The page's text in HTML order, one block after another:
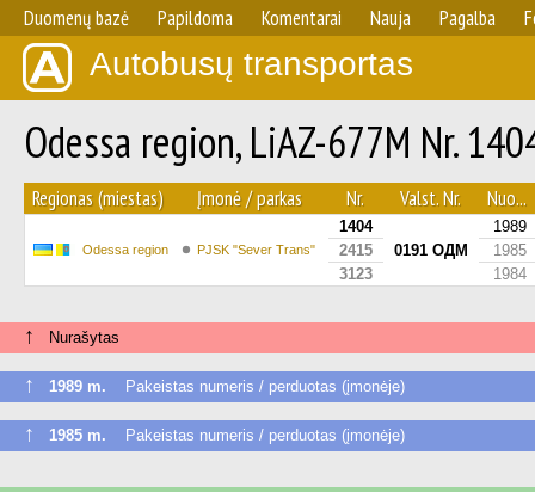
Duomenų bazė Papildoma Komentarai Nauja Pagalba
Autobusų transportas
Odessa region, LiAZ-677M Nr.
Regionas (miestas) Įmonė / parkas Nr. Valst. Nr. Nuo...
Odessa region PJSK "Sever Trans"
1404
0191 ОДМ
1989
2415
1985
3123
1984
↑ Nurašytas
↑ 1989 m. Pakeistas numeris / perduotas (įmonėje)
↑ 1985 m. Pakeistas numeris / perduotas (įmonėje)